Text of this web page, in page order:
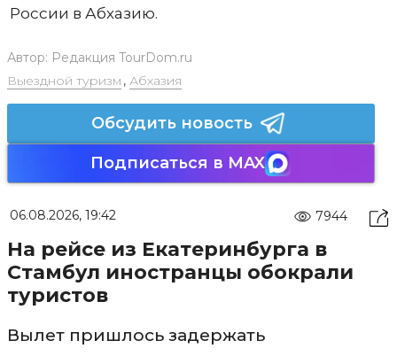
России в Абхазию.
Автор: Редакция TourDom.ru
Выездной туризм , Абхазия
Обсудить новость
Подписаться в MAX
06.08.2026, 19:42 7944
На рейсе из Екатеринбурга в
Стамбул иностранцы обокрали
туристов
Вылет пришлось задержать